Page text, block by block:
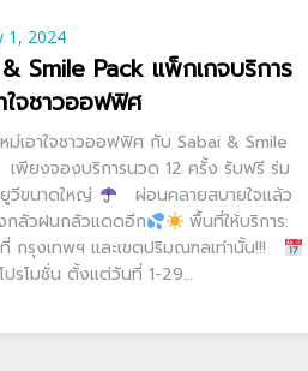
1, 2024
Smile Pack แพ็กเกจบริการ
ใจชาวออฟฟิศ
ม่เอาใจชาวออฟฟิศ กับ Sabai & Smile
เพียงจองบริการนวด 12 ครั้ง รับฟรี ร่ม
วีขนาดใหญ่
ผ่อนคลายสบายใจแล้ว
กลัวฝนกลัวแดดอีก
พื้นที่ให้บริการ:
กรุงเทพฯ และเขตปริมณฑลเท่านั้น!!!
โปรโมชั่น ตั้งแต่วันที่ 1-29…